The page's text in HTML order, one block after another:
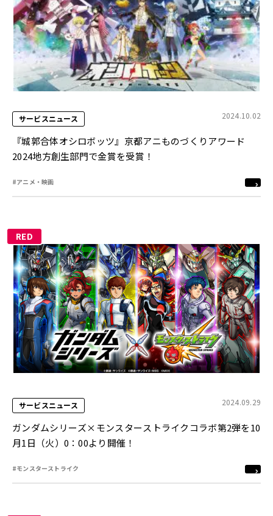
サービスニュース 2024.10.02
『城郭合体オシロボッツ』京都アニものづくりアワード
2024地方創生部門で金賞を受賞！
#アニメ・映画
RED
サービスニュース 2024.09.29
ガンダムシリーズ×モンスターストライクコラボ第2弾を10
月1日（火）0：00より開催！
#モンスターストライク